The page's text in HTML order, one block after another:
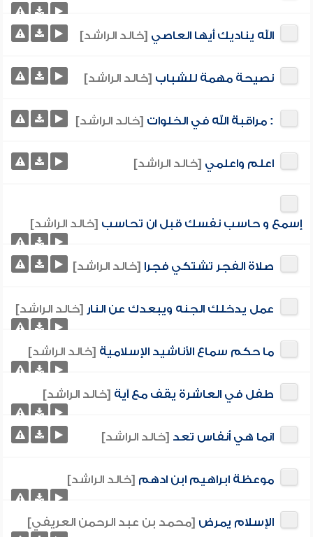
الله يناديك أيها العاصي [خالد الراشد]
نصيحة مهمة للشباب [خالد الراشد]
: مراقبة الله في الخلوات [خالد الراشد]
اعلم واعلمي [خالد الراشد]
إسمع و حاسب نفسك قبل ان تحاسب [خالد الراشد]
صلاة الفجر تشتكي فجرا [خالد الراشد]
عمل يدخلك الجنه ويبعدك عن النار [خالد الراشد]
ما حكم سماع الأناشيد الإسلامية [خالد الراشد]
طفل في العاشرة يقف مع آية [خالد الراشد]
انما هي أنفاس تعد [خالد الراشد]
موعظة ابراهيم ابن ادهم [خالد الراشد]
الإسلام يمرض [محمد بن عبد الرحمن العريفي]